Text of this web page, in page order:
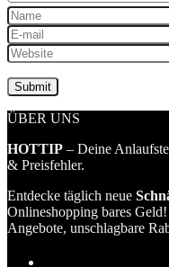
ÜBER UNS
HOTTIP – Deine
& Preisfehler.
Entdecke täglich neue
Onlineshopping bares
Angebote, unschlagbare